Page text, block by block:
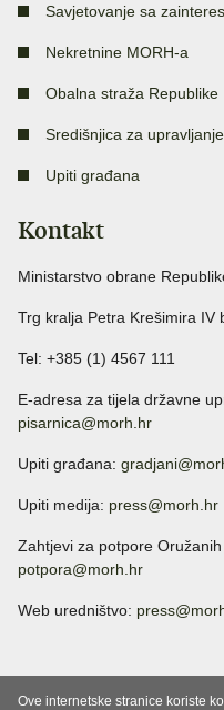
Savjetovanje sa
Nekretnine MORH-a
Obalna straža Republike
Središnjica za
Upiti građana
Kontakt
Ministarstvo obrane
Trg kralja Petra Krešimira IV
Tel: +385 (1) 4567 111
E-adresa za tijela državne
pisarnica@morh.hr
Upiti građana:
Upiti medija: press@morh.hr
Zahtjevi za potpore
potpora@morh.hr
Web uredništvo:
Ove internetske stranice koriste